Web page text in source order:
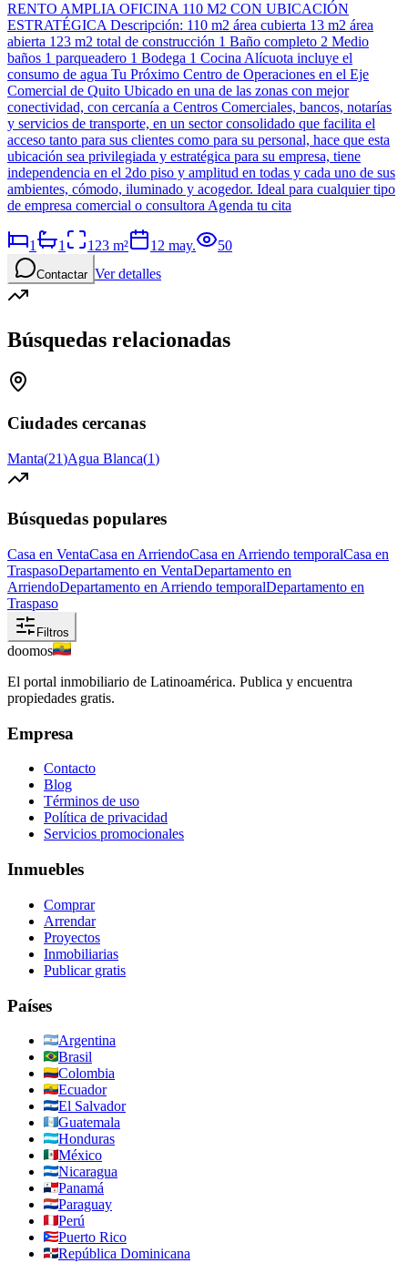
RENTO AMPLIA OFICINA 110 M2 CON UBICACIÓN
ESTRATÉGICA Descripción: 110 m2 área cubierta 13 m2 área
abierta 123 m2 total de construcción 1 Baño completo 2 Medio
baños 1 parqueadero 1 Bodega 1 Cocina Alícuota incluye el
consumo de agua Tu Próximo Centro de Operaciones en el Eje
Comercial de Quito Ubicado en una de las zonas con mejor
conectividad, con cercanía a Centros Comerciales, bancos, notarías
y servicios de transporte, en un sector consolidado que facilita el
acceso tanto para sus clientes como para su personal, hace que esta
ubicación sea privilegiada y estratégica para su empresa, tiene
independencia en el 2do piso y amplitud en todas y cada uno de sus
ambientes, cómodo, iluminado y acogedor. Ideal para cualquier tipo
de empresa comercial o consultora Agenda tu cita
1 1 123 m² 12 may. 50
Contactar Ver detalles
Búsquedas relacionadas
Ciudades cercanas
Manta(21)Agua Blanca(1)
Búsquedas populares
Casa en VentaCasa en ArriendoCasa en Arriendo temporalCasa en
TraspasoDepartamento en VentaDepartamento en
ArriendoDepartamento en Arriendo temporalDepartamento en
Traspaso
Filtros
doomos
El portal inmobiliario de Latinoamérica. Publica y encuentra
propiedades gratis.
Empresa
Contacto
Blog
Términos de uso
Política de privacidad
Servicios promocionales
Inmuebles
Comprar
Arrendar
Proyectos
Inmobiliarias
Publicar gratis
Países
Argentina
Brasil
Colombia
Ecuador
El Salvador
Guatemala
Honduras
México
Nicaragua
Panamá
Paraguay
Perú
Puerto Rico
República Dominicana